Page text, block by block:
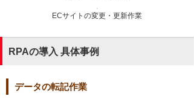
ECサイトの変更・更新作業
RPAの導入 具体事例
データの転記作業